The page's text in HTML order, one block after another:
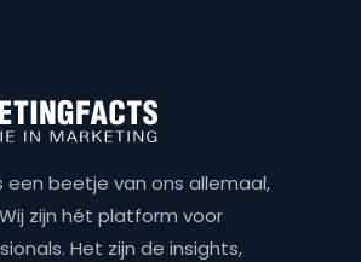
een beetje van ons allemaal,
zijn hét platform voor
Het zijn de insights,